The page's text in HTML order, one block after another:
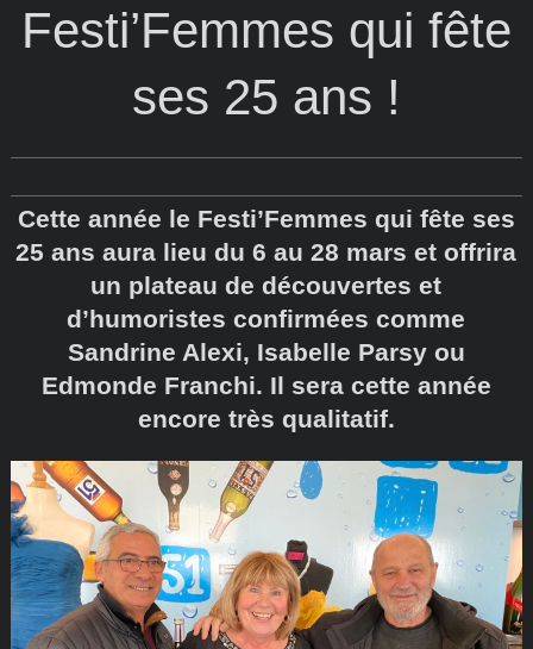
Festi’Femmes qui fête
ses 25 ans !
Cette année le Festi’Femmes qui fête ses
25 ans aura lieu du 6 au 28 mars et offrira
un plateau de découvertes et
d’humoristes confirmées comme
Sandrine Alexi, Isabelle Parsy ou
Edmonde Franchi. Il sera cette année
encore très qualitatif.